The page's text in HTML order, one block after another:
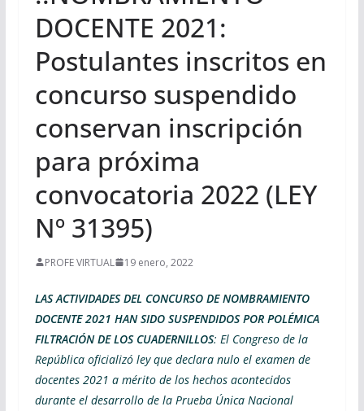
DOCENTE 2021:
Postulantes inscritos en
concurso suspendido
conservan inscripción
para próxima
convocatoria 2022 (LEY
Nº 31395)
PROFE VIRTUAL 19 enero, 2022
LAS ACTIVIDADES DEL CONCURSO DE NOMBRAMIENTO
DOCENTE 2021 HAN SIDO SUSPENDIDOS POR POLÉMICA
FILTRACIÓN DE LOS CUADERNILLOS: El Congreso de la
República oficializó ley que declara nulo el examen de
docentes 2021 a mérito de los hechos acontecidos
durante el desarrollo de la Prueba Única Nacional